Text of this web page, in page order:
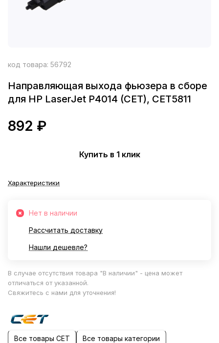
код товара: 56792
Направляющая выхода фьюзера в сборе
для HP LaserJet P4014 (CET), CET5811
892 ₽
Купить в 1 клик
Характеристики
Нет в наличии
Рассчитать доставку
Нашли дешевле?
В случае отсутствия товара "В наличии" - цена может
отличаться от указанной.
Свяжитесь с нами для уточнения!
Все товары CET Все товары категории